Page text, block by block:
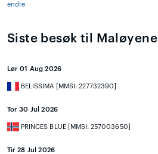
endre.
Siste besøk til Maløyene
Lør 01 Aug 2026
BELISSIMA [MMSI: 227732390]
Tor 30 Jul 2026
PRINCES BLUE [MMSI: 257003650]
Tir 28 Jul 2026